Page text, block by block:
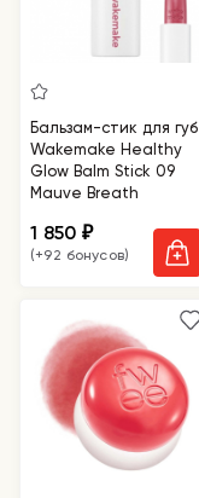
Бальзам-стик для губ
Wakemake Healthy
Glow Balm Stick 09
Mauve Breath
1 850₽
(+92 бонусов)